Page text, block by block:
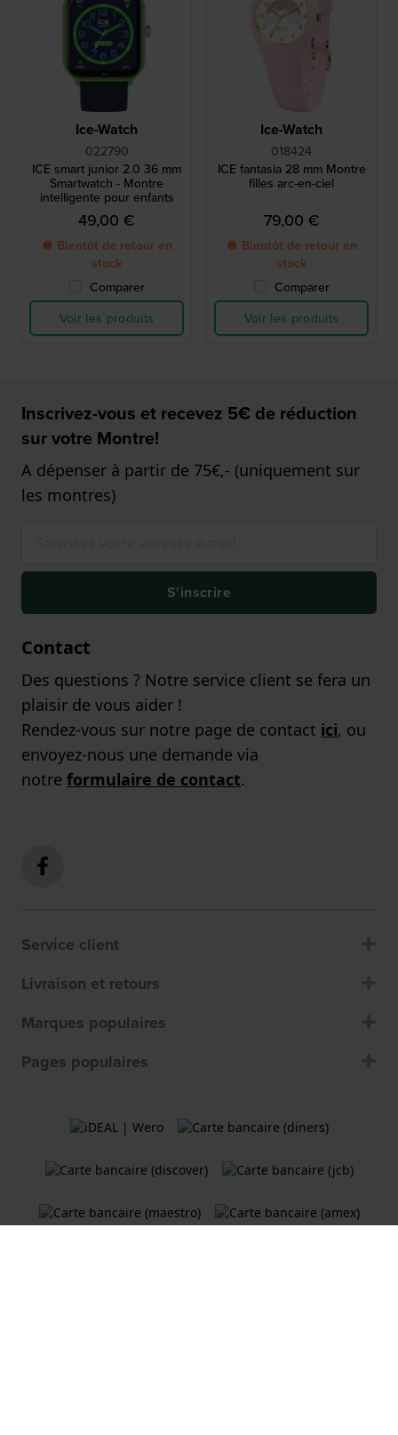
Ice-Watch
022790
ICE smart junior 2.0 36 mm
Smartwatch - Montre
intelligente pour enfants
49,00 €
● Bientôt de retour en
stock
Comparer
Voir les produits
Ice-Watch
018424
ICE fantasia 28 mm Montre
filles arc-en-ciel
79,00 €
● Bientôt de retour en
stock
Comparer
Voir les produits
Inscrivez-vous et recevez 5€ de réduction
sur votre Montre!
A dépenser à partir de 75€,- (uniquement sur
les montres)
S'inscrire
Contact
Des questions ? Notre service client se fera un
plaisir de vous aider !
Rendez-vous sur notre page de contact ici, ou
envoyez-nous une demande via
notre formulaire de contact.
Service client
Livraison et retours
Marques populaires
Pages populaires